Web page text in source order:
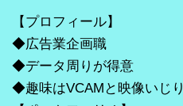
【プロフィール】
◆広告業企画職
◆データ周りが得意
◆趣味はVCAMと映像いじり